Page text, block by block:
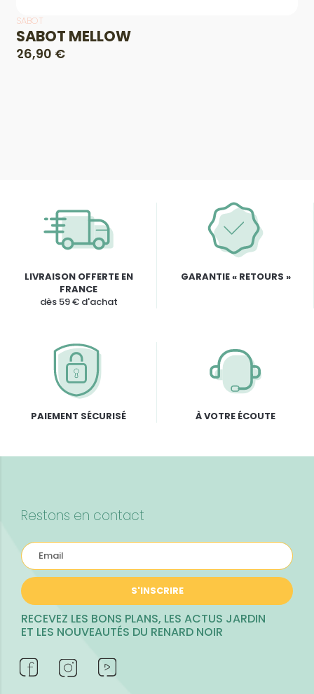
SABOT
SABOT MELLOW
26,90 €
LIVRAISON OFFERTE EN
FRANCE
dès 59 € d'achat
GARANTIE « RETOURS »
PAIEMENT SÉCURISÉ À VOTRE ÉCOUTE
Restons en contact
S'INSCRIRE
RECEVEZ LES BONS PLANS, LES ACTUS JARDIN
ET LES NOUVEAUTÉS DU RENARD NOIR